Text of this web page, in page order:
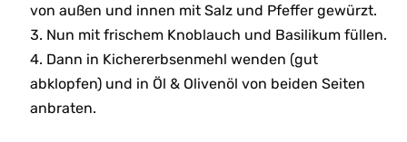
von außen und innen mit Salz und Pfeffer gewürzt.
Nun mit frischem Knoblauch und Basilikum füllen.
Dann in Kichererbsenmehl wenden (gut
abklopfen) und in Öl & Olivenöl von beiden Seiten
anbraten.